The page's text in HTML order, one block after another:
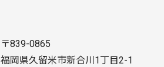
〒839-0865
福岡県久留米市新合川1丁目2-1